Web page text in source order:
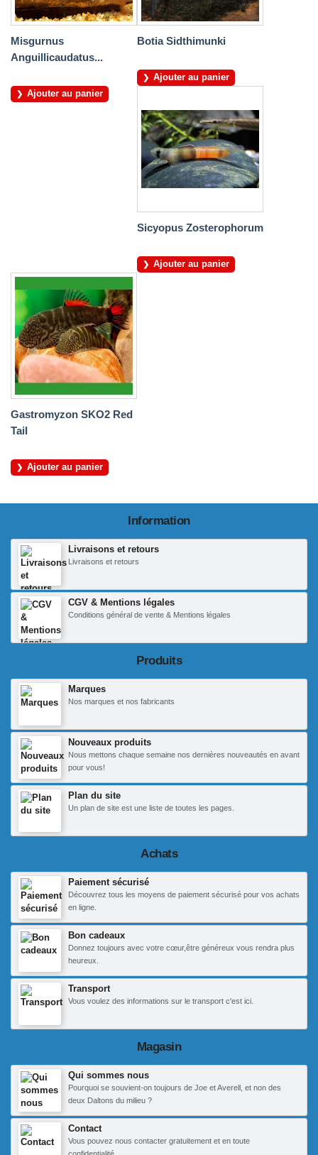
Misgurnus
Anguillicaudatus...
Ajouter au panier
Botia Sidthimunki
Ajouter au panier
Sicyopus Zosterophorum
Ajouter au panier
Gastromyzon SKO2 Red
Tail
Ajouter au panier
Information
Livraisons et retours
Livraisons et retours
CGV & Mentions légales
Conditions général de vente & Mentions légales
Produits
Marques
Nos marques et nos fabricants
Nouveaux produits
Nous mettons chaque semaine nos dernières nouveautés en avant
pour vous!
Plan du site
Un plan de site est une liste de toutes les pages.
Achats
Paiement sécurisé
Découvrez tous les moyens de paiement sécurisé pour vos achats
en ligne.
Bon cadeaux
Donnez toujours avec votre cœur,être généreux vous rendra plus
heureux.
Transport
Vous voulez des informations sur le transport c'est ici.
Magasin
Qui sommes nous
Pourquoi se souvient-on toujours de Joe et Averell, et non des
deux Daltons du milieu ?
Contact
Vous pouvez nous contacter gratuitement et en toute